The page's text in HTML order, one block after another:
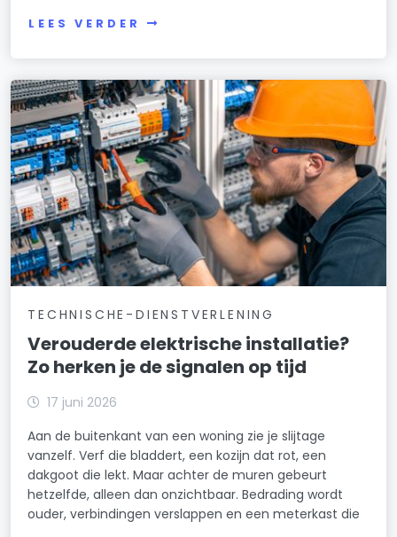
LEES VERDER
TECHNISCHE-DIENSTVERLENING
Verouderde elektrische installatie?
Zo herken je de signalen op tijd
17 juni 2026
Aan de buitenkant van een woning zie je slijtage
vanzelf. Verf die bladdert, een kozijn dat rot, een
dakgoot die lekt. Maar achter de muren gebeurt
hetzelfde, alleen dan onzichtbaar. Bedrading wordt
ouder, verbindingen verslappen en een meterkast die